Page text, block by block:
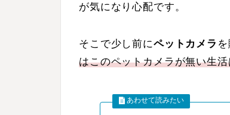
が気になり心配です。
そこで少し前にペットカメラ
はこのペットカメラが無い生